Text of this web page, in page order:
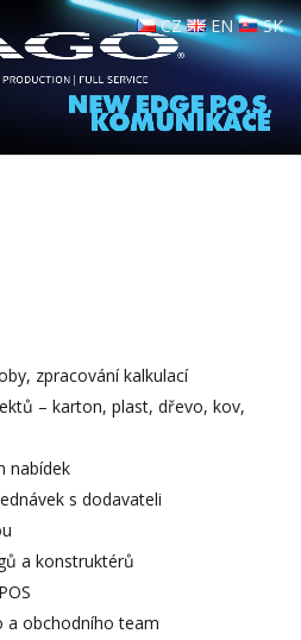
CZ EN SK
zpracování kalkulací
– karton, plast, dřevo, kov,
nabídek
s dodavateli
a konstruktérů
a obchodního team